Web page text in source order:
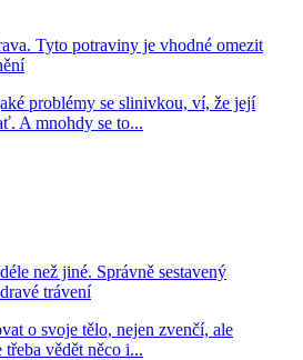
Tyto potraviny je vhodné omezit
problémy se slinivkou, ví, že její
A mnohdy se to...
než jiné. Správně sestavený
trávení
o svoje tělo, nejen zvenčí, ale
vědět něco i...